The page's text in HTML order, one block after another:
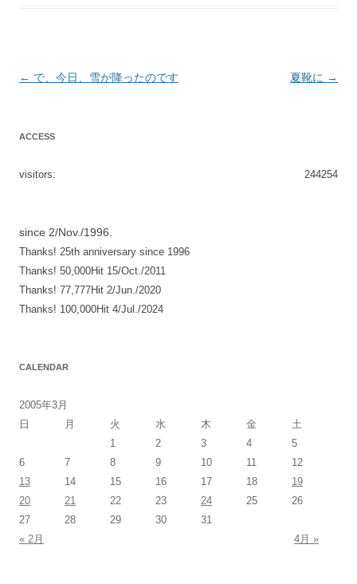
投
ョ
ン
← で、今日、雪が降ったのです 夏靴に →
ACCESS
244254
visitors:
since 2/Nov./1996.
Thanks! 25th anniversary since 1996
Thanks! 50,000Hit 15/Oct./2011
Thanks! 77,777Hit 2/Jun./2020
Thanks! 100,000Hit 4/Jul./2024
CALENDAR
2005年3月
日
月 火 水 木 金
土
1
2 3 4
5
6
7 8 9 10 11
12
13
14 15 16 17 18
19
20
21 22 23 24 25
26
27
28 29 30
31
« 2月
4月 »